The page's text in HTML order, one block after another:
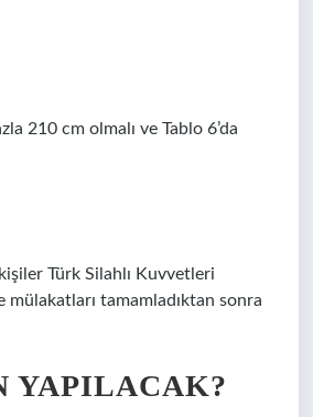
210 cm olmalı ve Tablo 6’da
Türk Silahlı Kuvvetleri
mülakatları tamamladıktan sonra
YAPILACAK?